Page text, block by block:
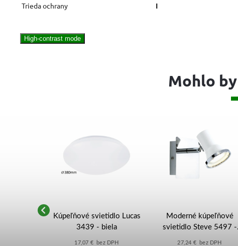
Trieda ochrany
I
High-contrast mode
Mohlo
Kúpeľňové svietidlo Lucas
3439 - biela
17,07 € bez DPH
Moderné kúpeľňové
svietidlo Steve 5497 -
27,24 € bez DPH